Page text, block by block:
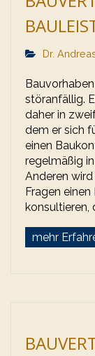
Dr.
störanfällig.
daher in
dem er sich
einen
regelmäßig
Anderen
Fragen
konsultieren,
mehr